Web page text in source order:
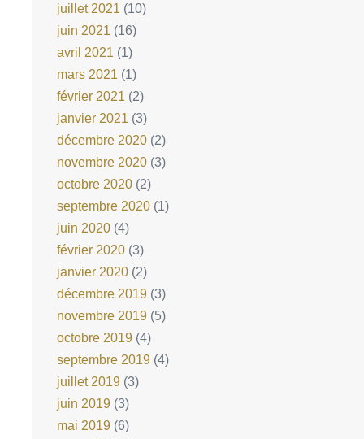
juillet 2021 (10)
juin 2021 (16)
avril 2021 (1)
mars 2021 (1)
février 2021 (2)
janvier 2021 (3)
décembre 2020 (2)
novembre 2020 (3)
octobre 2020 (2)
septembre 2020 (1)
juin 2020 (4)
février 2020 (3)
janvier 2020 (2)
décembre 2019 (3)
novembre 2019 (5)
octobre 2019 (4)
septembre 2019 (4)
juillet 2019 (3)
juin 2019 (3)
mai 2019 (6)